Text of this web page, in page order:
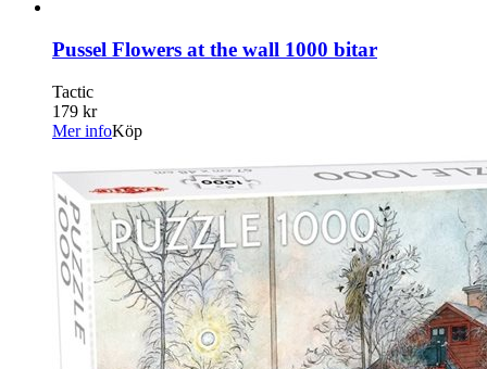
Pussel Flowers at the wall 1000 bitar
Tactic
179 kr
Mer infoKöp